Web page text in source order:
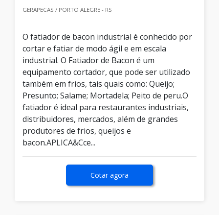
GERAPECAS / PORTO ALEGRE - RS
O fatiador de bacon industrial é conhecido por
cortar e fatiar de modo ágil e em escala
industrial. O Fatiador de Bacon é um
equipamento cortador, que pode ser utilizado
também em frios, tais quais como: Queijo;
Presunto; Salame; Mortadela; Peito de peru.O
fatiador é ideal para restaurantes industriais,
distribuidores, mercados, além de grandes
produtores de frios, queijos e
bacon.APLICA&Cce...
Cotar agora